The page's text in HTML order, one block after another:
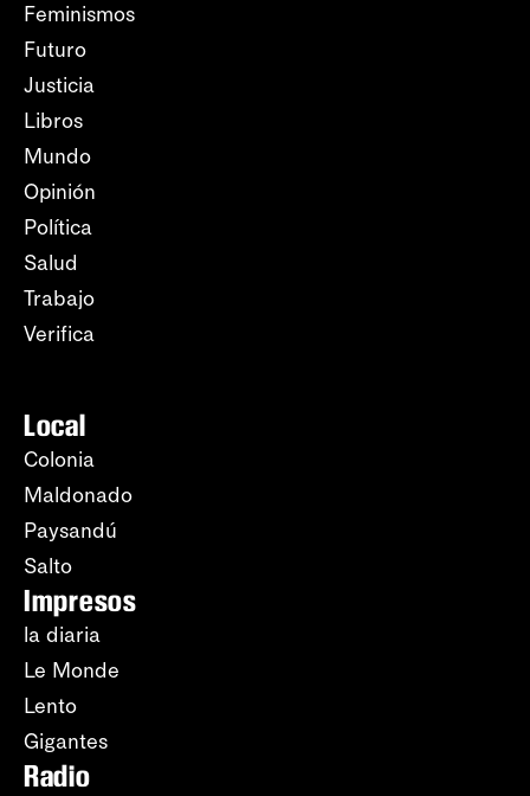
Feminismos
Futuro
Justicia
Libros
Mundo
Opinión
Política
Salud
Trabajo
Verifica
Local
Colonia
Maldonado
Paysandú
Salto
Impresos
la diaria
Le Monde
Lento
Gigantes
Radio